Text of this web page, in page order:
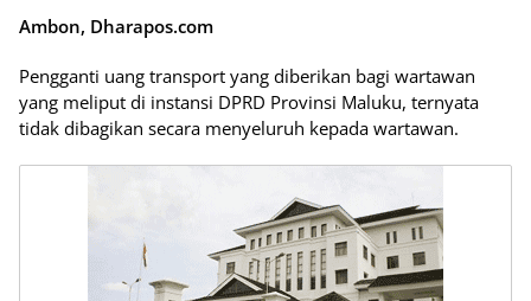
Ambon, Dharapos.com
Pengganti uang transport yang diberikan bagi wartawan
yang meliput di instansi DPRD Provinsi Maluku, ternyata
tidak dibagikan secara menyeluruh kepada wartawan.